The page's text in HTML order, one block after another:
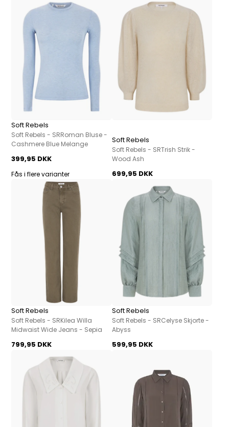
Soft Rebels
Soft Rebels - SRRoman Bluse -
Cashmere Blue Melange
399,95 DKK
Fås i flere varianter
Soft Rebels
Soft Rebels - SRTrish Strik -
Wood Ash
699,95 DKK
Soft Rebels
Soft Rebels - SRKilea Willa
Midwaist Wide Jeans - Sepia
799,95 DKK
Soft Rebels
Soft Rebels - SRCelyse Skjorte -
Abyss
599,95 DKK